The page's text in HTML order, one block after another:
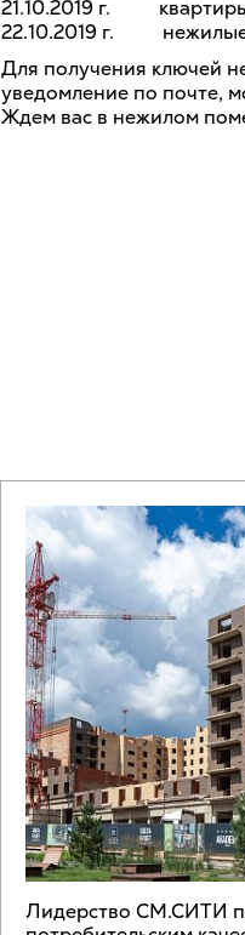
21.10.2019 г. квартиры
22.10.2019 г.
Для получения ключей
уведомление по почте,
Ждем вас в нежилом
Лидерство СМ.СИТИ